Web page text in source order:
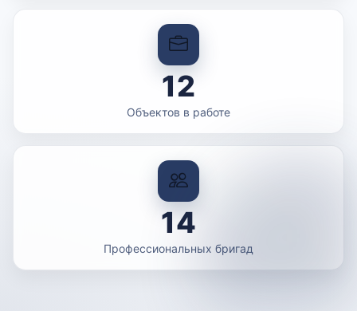
12
Объектов в работе
14
Профессиональных бригад